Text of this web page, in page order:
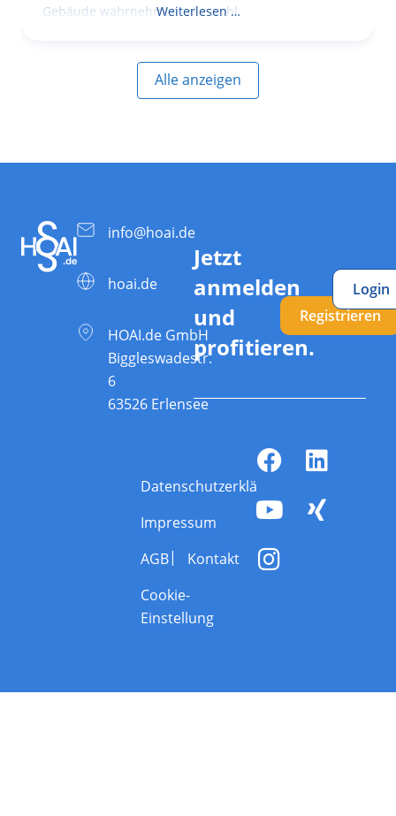
Gebäude wahrnehmen, wie wohl
Weiterlesen …
Alle anzeigen
info@hoai.de
hoai.de
HOAI.de GmbH
Biggleswadestr.
6
63526 Erlensee
Jetzt
anmelden
und
profitieren.
Registrieren
Login
Datenschutzerklärung
Impressum
AGB
Kontakt
Cookie-
Einstellung